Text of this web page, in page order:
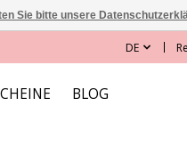
DE
BLOG
Sie bitte unsere